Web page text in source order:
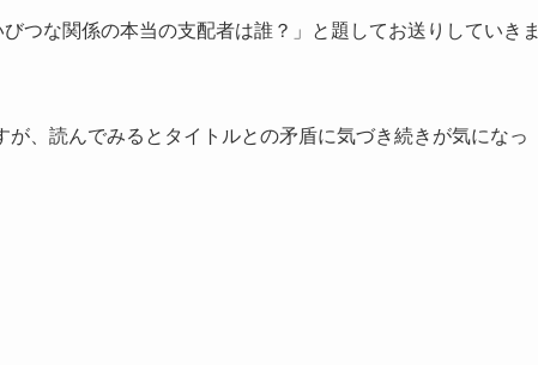
つな関係の本当の支配者は誰？」と題してお送りしていき
、読んでみるとタイトルとの矛盾に気づき続きが気になっ